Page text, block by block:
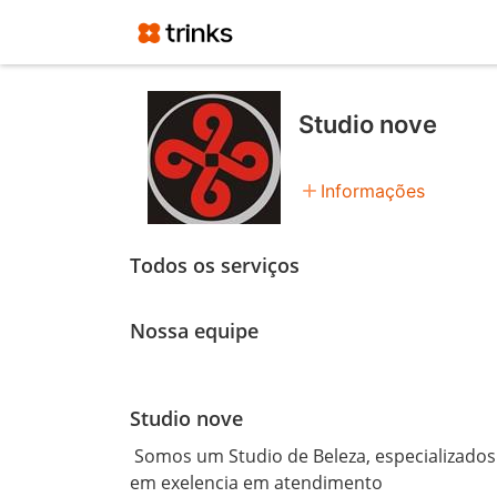
Studio nove
add Informações
Todos os serviços
Nossa equipe
Studio nove
em exelencia em atendimento